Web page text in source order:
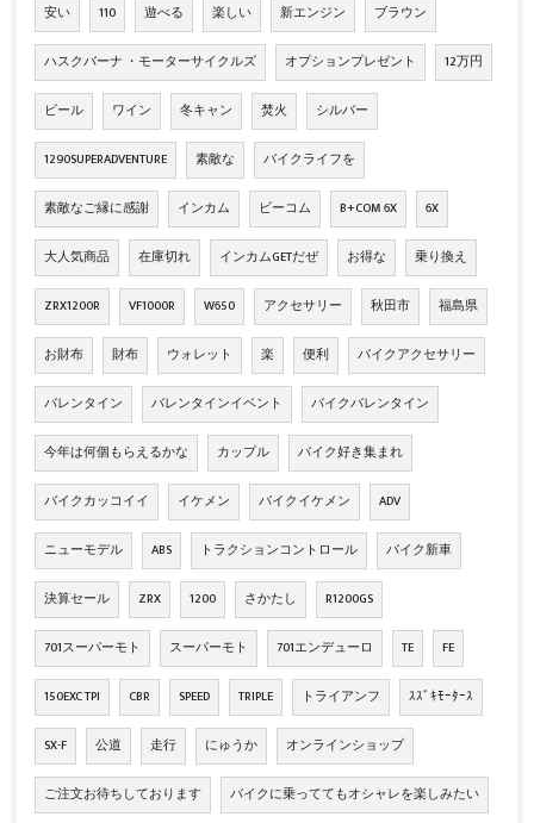
安い 110 遊べる 楽しい 新エンジン ブラウン
ハスクバーナ ・モーターサイクルズ オプションプレゼント 12万円
ビール ワイン 冬キャン 焚火 シルバー
1290SUPERADVENTURE 素敵な バイクライフを
素敵なご縁に感謝 インカム ビーコム B+COM 6X 6X
大人気商品 在庫切れ インカムGETだぜ お得な 乗り換え
ZRX1200R VF1000R W650 アクセサリー 秋田市 福島県
お財布 財布 ウォレット 楽 便利 バイクアクセサリー
バレンタイン バレンタインイベント バイクバレンタイン
今年は何個もらえるかな カップル バイク好き集まれ
バイクカッコイイ イケメン バイクイケメン ADV
ニューモデル ABS トラクションコントロール バイク新車
決算セール ZRX 1200 さかたし R1200GS
701スーパーモト スーパーモト 701エンデューロ TE FE
150EXC TPI CBR SPEED TRIPLE トライアンフ ｽｽﾞｷﾓｰﾀｰｽ
SX-F 公道 走行 にゅうか オンラインショップ
ご注文お待ちしております バイクに乗っててもオシャレを楽しみたい